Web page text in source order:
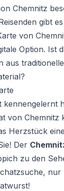
Chemnitz
gibt
von
Option. Ist
aus
kennengelernt
von Chemnitz
Herzstück
Der
zu den
nur